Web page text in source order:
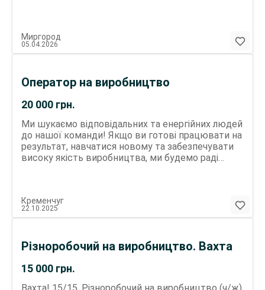
Миргород
05.04.2026
20 000 грн.
Оператор на виробництво
Ми шукаємо відповідальних та енергійних людей
до нашої команди! Якщо ви готові працювати на
результат, навчатися новому та забезпечувати
високу якість виробництва, ми будемо раді
на місяць без затримок. Офіційне
працевлаштування з соціальними гарантіями.
робочому місці, навіть якщо у вас немає досвіду.
організований робочий простір. Ваші обов’язки:
Виворотка носка та контроль якості готової
Кременчуг
22.10.2025
15 000 грн.
Різноробочий на виробництво. Вахта